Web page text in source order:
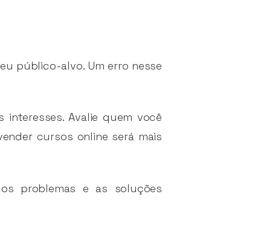
público-alvo. Um erro nesse
Avalie quem você
cursos online será mais
problemas e as soluções